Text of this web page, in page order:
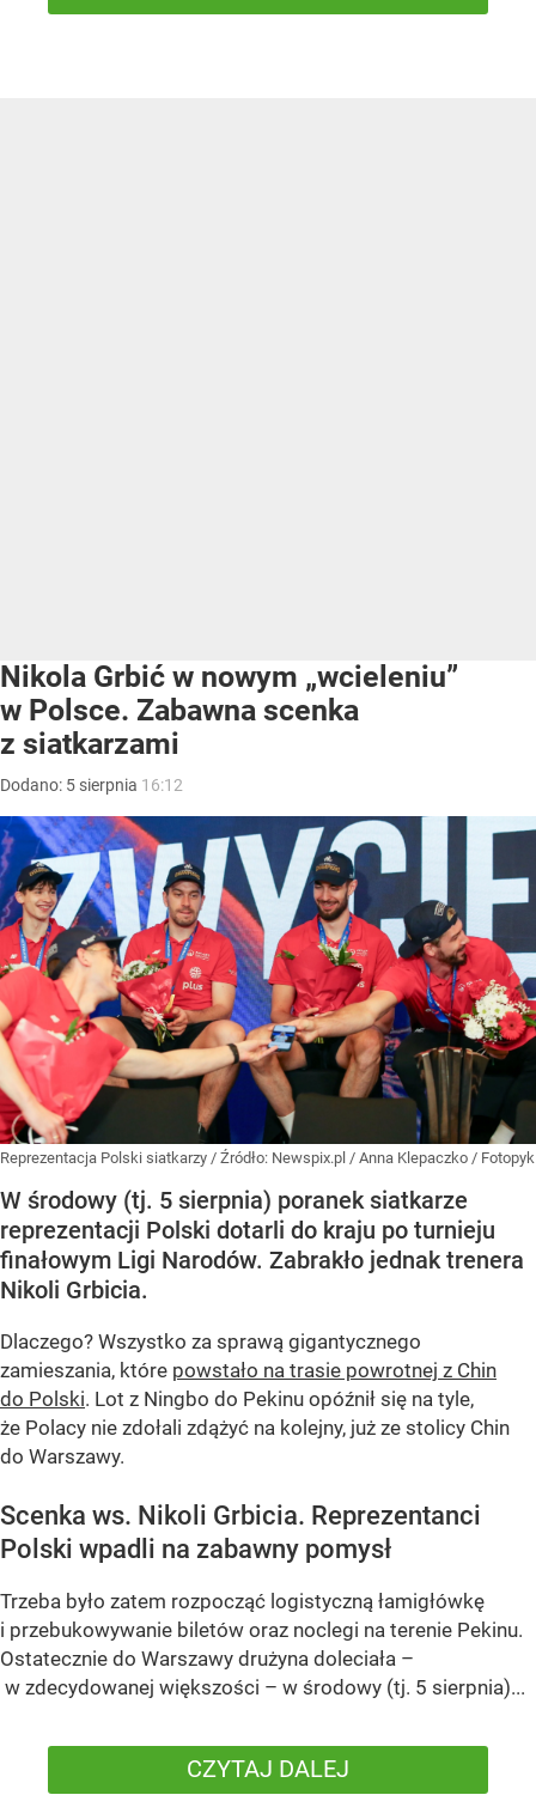
Nikola Grbić w nowym „wcieleniu”
w Polsce. Zabawna scenka
z siatkarzami
Dodano: 5 sierpnia 16:12
Reprezentacja Polski siatkarzy / Źródło: Newspix.pl / Anna Klepaczko / Fotopyk
W środowy (tj. 5 sierpnia) poranek siatkarze
reprezentacji Polski dotarli do kraju po turnieju
finałowym Ligi Narodów. Zabrakło jednak trenera
Nikoli Grbicia.
Dlaczego? Wszystko za sprawą gigantycznego
zamieszania, które powstało na trasie powrotnej z Chin
do Polski. Lot z Ningbo do Pekinu opóźnił się na tyle,
że Polacy nie zdołali zdążyć na kolejny, już ze stolicy Chin
do Warszawy.
Scenka ws. Nikoli Grbicia. Reprezentanci
Polski wpadli na zabawny pomysł
Trzeba było zatem rozpocząć logistyczną łamigłówkę
i przebukowywanie biletów oraz noclegi na terenie Pekinu.
Ostatecznie do Warszawy drużyna doleciała –
w zdecydowanej większości – w środowy (tj. 5 sierpnia)...
CZYTAJ DALEJ